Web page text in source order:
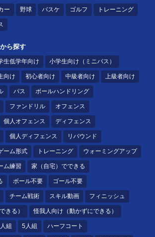
ー 野球 バスケ ゴルフ トレーニング
ら探す
生低学年向け 小学生向け（ミニバス）
向け 初心者向け 中級者向け 上級者向け
パス ボールハンドリング
ファンドリル オフェンス
個人オフェンス ディフェンス
個人ディフェンス リバウンド
ーム形式 トレーニング ウォーミングアップ
ム練習 家（自宅）でできる
ボール不要 ゴール不要
チーム戦術 スキル動画 フィニッシュ
きる） 怪我人向け（動かずにできる）
組 5人組 ハーフコート